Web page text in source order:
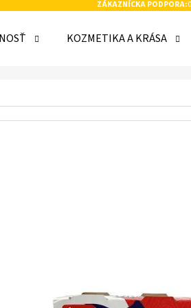
ZÁKAZNÍCKA PODPORA:
KOZMETIKA A KRÁSA
NÁJSŤ?